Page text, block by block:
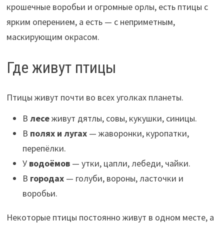
крошечные воробьи и огромные орлы, есть птицы с
ярким оперением, а есть — с неприметным,
маскирующим окрасом.
Где живут птицы
Птицы живут почти во всех уголках планеты.
В лесеживут дятлы, совы, кукушки, синицы.
В полях и лугах— жаворонки, куропатки,
перепёлки.
У водоёмов— утки, цапли, лебеди, чайки.
В городах— голуби, вороны, ласточки и
воробьи.
Некоторые птицы постоянно живут в одном месте, а